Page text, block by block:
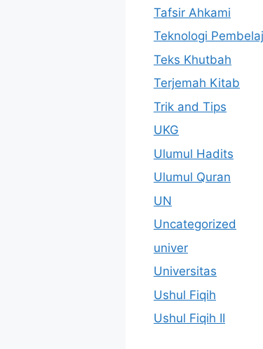
Tafsir Ahkami
Teknologi
Teks Khutbah
Terjemah Kitab
Trik and Tips
UKG
Ulumul Hadits
Ulumul Quran
UN
Uncategorized
univer
Universitas
Ushul Fiqih
Ushul Fiqih II